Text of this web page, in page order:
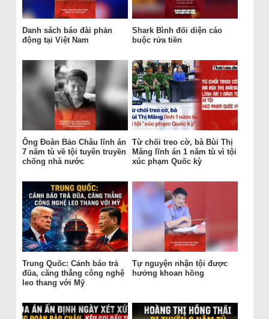
Danh sách báo đài phản
động tại Việt Nam
Shark Bình đối diện cáo
buộc rửa tiền
Ông Đoàn Bảo Châu lĩnh án
7 năm tù về tội tuyên truyền
chống nhà nước
Từ chối treo cờ, bà Bùi Thị
Măng lĩnh án 1 năm tù vì tội
xúc phạm Quốc kỳ
Trung Quốc: Cảnh báo trả
đũa, căng thẳng công nghệ
leo thang với Mỹ
Tự nguyện nhận tội được
hưởng khoan hồng